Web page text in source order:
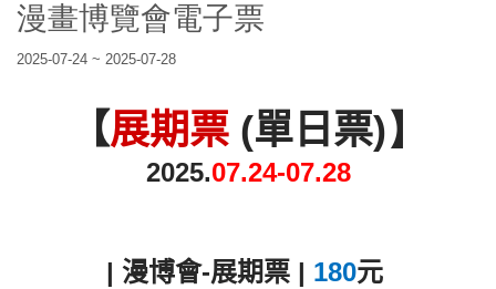
漫畫博覽會電子票
2025-07-24 ~ 2025-07-28
【展期票 (單日票)】
2025.07.24-07.28
| 漫博會-展期票 | 180元